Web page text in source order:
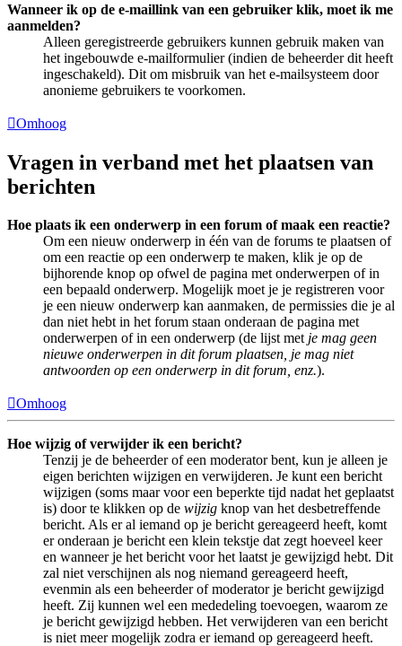
Wanneer ik op de e-maillink van een gebruiker klik, moet ik me
aanmelden?
Alleen geregistreerde gebruikers kunnen gebruik maken van
het ingebouwde e-mailformulier (indien de beheerder dit heeft
ingeschakeld). Dit om misbruik van het e-mailsysteem door
anonieme gebruikers te voorkomen.
Omhoog
Vragen in verband met het plaatsen van
berichten
Hoe plaats ik een onderwerp in een forum of maak een reactie?
Om een nieuw onderwerp in één van de forums te plaatsen of
om een reactie op een onderwerp te maken, klik je op de
bijhorende knop op ofwel de pagina met onderwerpen of in
een bepaald onderwerp. Mogelijk moet je je registreren voor
je een nieuw onderwerp kan aanmaken, de permissies die je al
dan niet hebt in het forum staan onderaan de pagina met
onderwerpen of in een onderwerp (de lijst met je mag geen
nieuwe onderwerpen in dit forum plaatsen, je mag niet
antwoorden op een onderwerp in dit forum, enz.).
Omhoog
Hoe wijzig of verwijder ik een bericht?
Tenzij je de beheerder of een moderator bent, kun je alleen je
eigen berichten wijzigen en verwijderen. Je kunt een bericht
wijzigen (soms maar voor een beperkte tijd nadat het geplaatst
is) door te klikken op de wijzig knop van het desbetreffende
bericht. Als er al iemand op je bericht gereageerd heeft, komt
er onderaan je bericht een klein tekstje dat zegt hoeveel keer
en wanneer je het bericht voor het laatst je gewijzigd hebt. Dit
zal niet verschijnen als nog niemand gereageerd heeft,
evenmin als een beheerder of moderator je bericht gewijzigd
heeft. Zij kunnen wel een mededeling toevoegen, waarom ze
je bericht gewijzigd hebben. Het verwijderen van een bericht
is niet meer mogelijk zodra er iemand op gereageerd heeft.